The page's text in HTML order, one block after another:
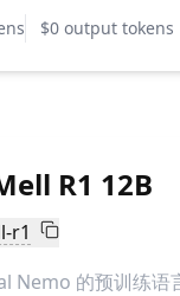
$0 output tokens
R1 12B
r1
Nemo 的预训练